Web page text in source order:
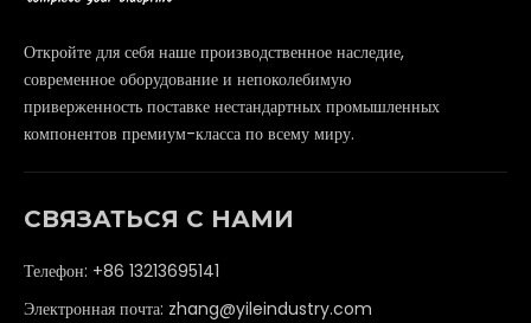
Откройте для себя наше производственное наследие,
современное оборудование и непоколебимую
приверженность поставке нестандартных промышленных
компонентов премиум-класса по всему миру.
СВЯЗАТЬСЯ С НАМИ
Телефон: +86 13213695141
Электронная почта: zhang@yileindustry.com